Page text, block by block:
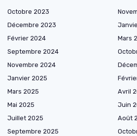
Octobre 2023
Décembre 2023
Février 2024
Mars
Septembre 2024
Novembre 2024
Janvier 2025
Mars 2025
Avril
Mai 2025
Juin
Juillet 2025
Août
Septembre 2025